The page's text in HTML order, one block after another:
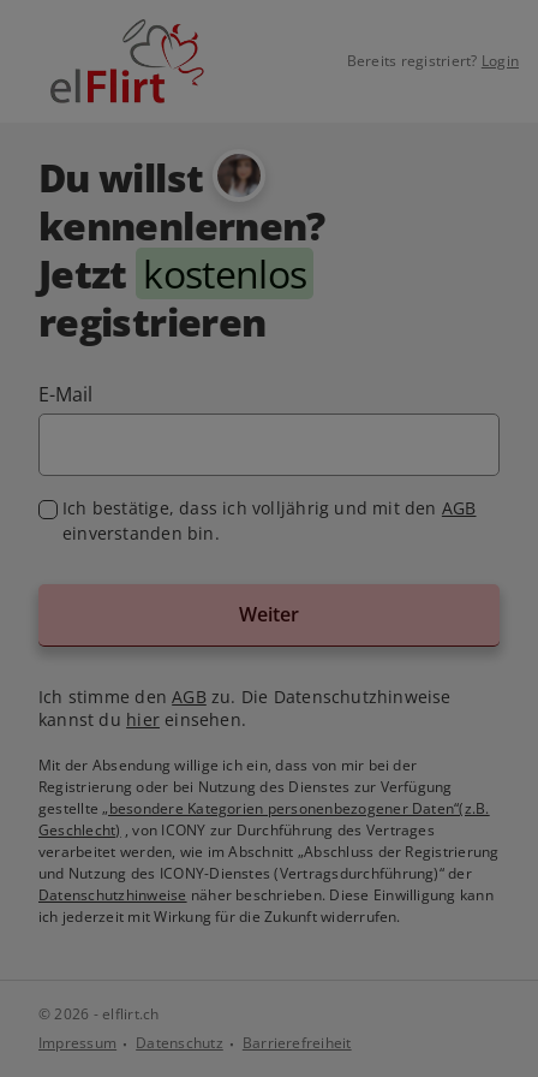
Bereits registriert? Login
Du willst
kennenlernen?
Jetzt kostenlos
registrieren
E-Mail
Ich bestätige, dass ich volljährig und mit den AGB
einverstanden bin.
Weiter
Ich stimme denAGB zu. Die Datenschutzhinweise
kannst du hiereinsehen.
Mit der Absendung willige ich ein, dass von mir bei der
Registrierung oder bei Nutzung des Dienstes zur Verfügung
gestellte„besondere Kategorien personenbezogener Daten“(z.B.
Geschlecht) , von ICONY zur Durchführung des Vertrages
verarbeitet werden, wie im Abschnitt „Abschluss der Registrierung
und Nutzung des ICONY-Dienstes (Vertragsdurchführung)“ der
Datenschutzhinweise näher beschrieben. Diese Einwilligung kann
ich jederzeit mit Wirkung für die Zukunft widerrufen.
© 2026 - elflirt.ch
Impressum
Datenschutz Barrierefreiheit